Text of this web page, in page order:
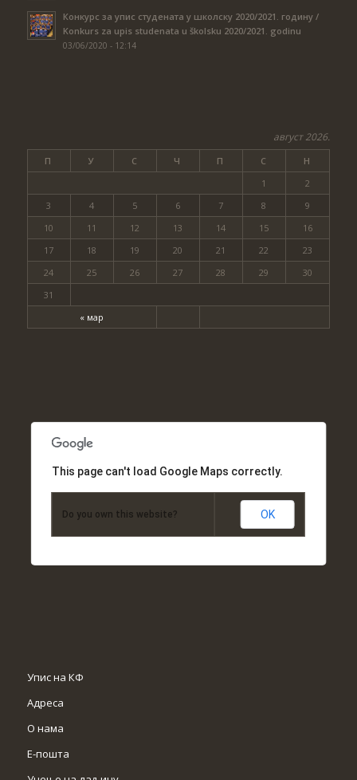
Конкурс за упис студената у школску 2020/2021. годину /
Konkurs za upis studenata u školsku 2020/2021. godinu
03/06/2020 - 12:14
август 2026.
П У С Ч П С Н
« мар
1
2
3
4 5 6 7 8
9
10
11 12 13 14 15
16
17
18 19 20 21 22
23
24
25 26 27 28 29
30
31
This page can't load Google Maps correctly.
Do you own this website? OK
Упис на КФ
Адреса
О нама
Е-пошта